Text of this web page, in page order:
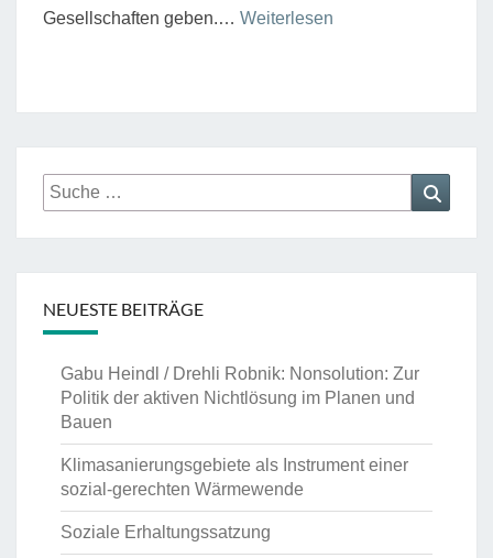
Gesellschaften geben.… Weiterlesen
Suche
nach:
NEUESTE BEITRÄGE
Gabu Heindl / Drehli Robnik: Nonsolution: Zur
Politik der aktiven Nichtlösung im Planen und
Bauen
Klimasanierungsgebiete als Instrument einer
sozial-gerechten Wärmewende
Soziale Erhaltungssatzung